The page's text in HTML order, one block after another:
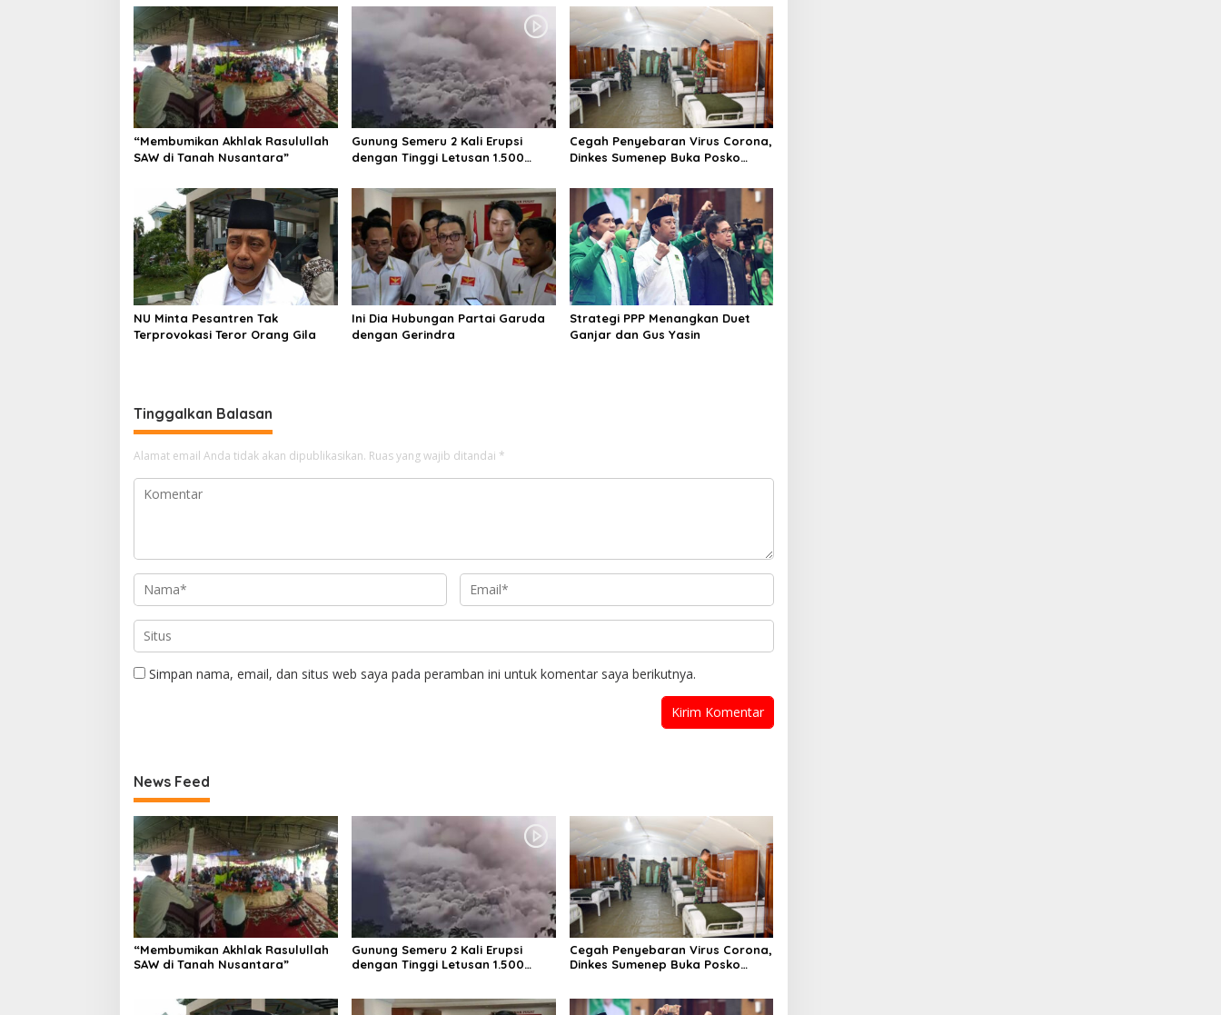
“Membumikan Akhlak Rasulullah
SAW di Tanah Nusantara”
Gunung Semeru 2 Kali Erupsi
dengan Tinggi Letusan 1.500
Cegah Penyebaran Virus Corona,
Dinkes Sumenep Buka Posko
NU Minta Pesantren Tak
Terprovokasi Teror Orang Gila
Ini Dia Hubungan Partai Garuda
dengan Gerindra
Strategi PPP Menangkan Duet
Ganjar dan Gus Yasin
Tinggalkan Balasan
Alamat email Anda tidak akan dipublikasikan. Ruas yang wajib ditandai *
Simpan nama, email, dan situs web saya pada peramban ini untuk komentar saya berikutnya.
News Feed
“Membumikan Akhlak Rasulullah
SAW di Tanah Nusantara”
Gunung Semeru 2 Kali Erupsi
dengan Tinggi Letusan 1.500
Cegah Penyebaran Virus Corona,
Dinkes Sumenep Buka Posko